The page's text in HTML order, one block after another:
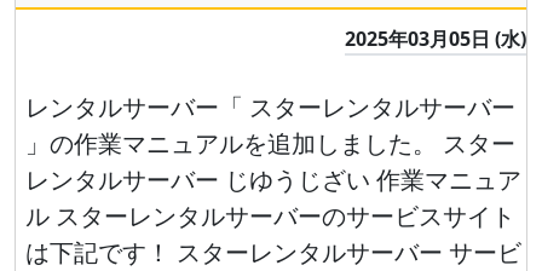
2025年03月05日 (水)
レンタルサーバー「 スターレンタルサーバー
」の作業マニュアルを追加しました。 スター
レンタルサーバー じゆうじざい 作業マニュア
ル スターレンタルサーバーのサービスサイト
は下記です！ スターレンタルサーバー サービ